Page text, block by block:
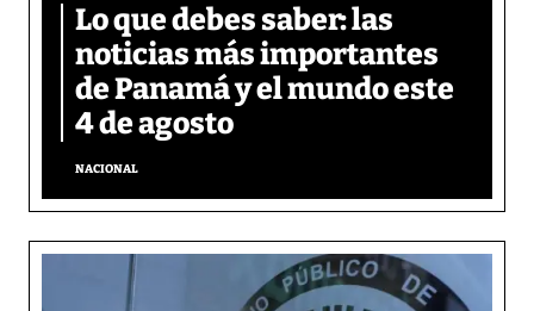
Lo que debes saber: las
noticias más importantes
de Panamá y el mundo este
4 de agosto
NACIONAL